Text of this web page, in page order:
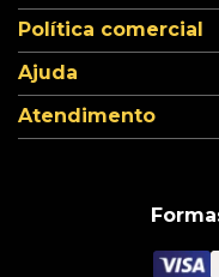
Política comercial
Ajuda
Atendimento